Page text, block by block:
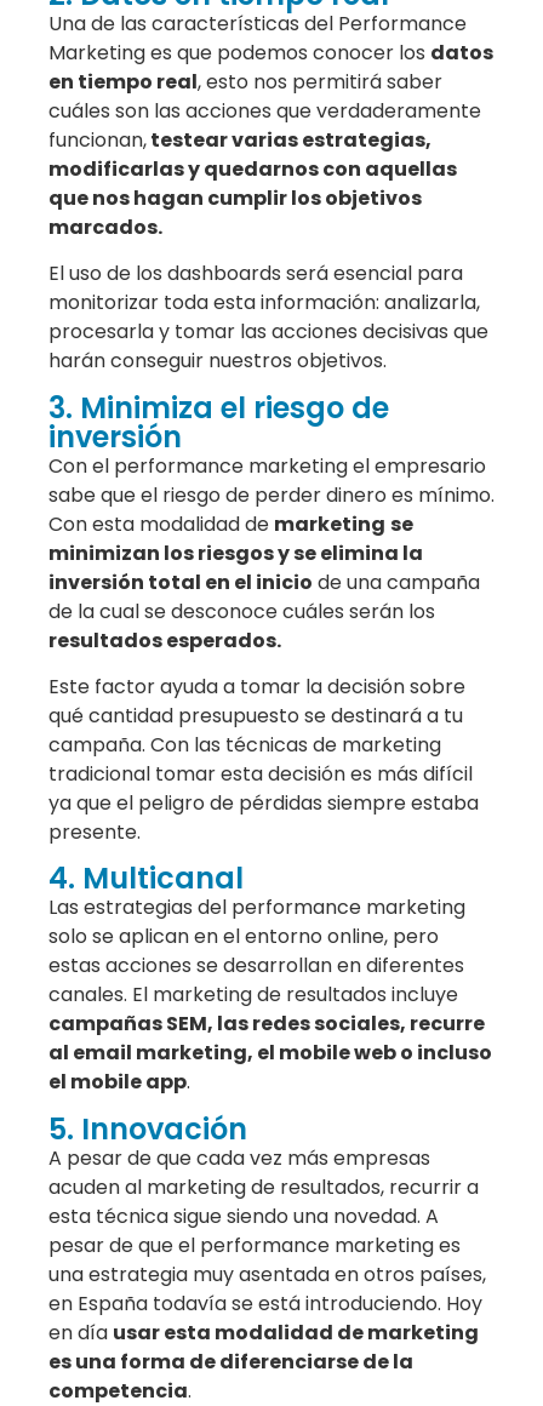
Una de las características del Performance
Marketing es que podemos conocer los datos
en tiempo real, esto nos permitirá saber
cuáles son las acciones que verdaderamente
funcionan,testear varias estrategias,
modificarlas y quedarnos con aquellas
que nos hagan cumplir los objetivos
marcados.
El uso de los dashboards será esencial para
monitorizar toda esta información: analizarla,
procesarla y tomar las acciones decisivas que
harán conseguir nuestros objetivos.
3. Minimiza el riesgo de
inversión
Con el performance marketing el empresario
sabe que el riesgo de perder dinero es mínimo.
Con esta modalidad de marketing se
minimizan los riesgos y se elimina la
inversión total en el inicio de una campaña
de la cual se desconoce cuáles serán los
resultados esperados.
Este factor ayuda a tomar la decisión sobre
qué cantidad presupuesto se destinará a tu
campaña. Con las técnicas de marketing
tradicional tomar esta decisión es más difícil
ya que el peligro de pérdidas siempre estaba
presente.
4. Multicanal
Las estrategias del performance marketing
solo se aplican en el entorno online, pero
estas acciones se desarrollan en diferentes
canales. El marketing de resultados incluye
campañas SEM, las redes sociales, recurre
al email marketing, el mobile web o incluso
el mobile app.
5. Innovación
A pesar de que cada vez más empresas
acuden al marketing de resultados, recurrir a
esta técnica sigue siendo una novedad. A
pesar de que el performance marketing es
una estrategia muy asentada en otros países,
en España todavía se está introduciendo. Hoy
en día usar esta modalidad de marketing
es una forma de diferenciarse de la
competencia.